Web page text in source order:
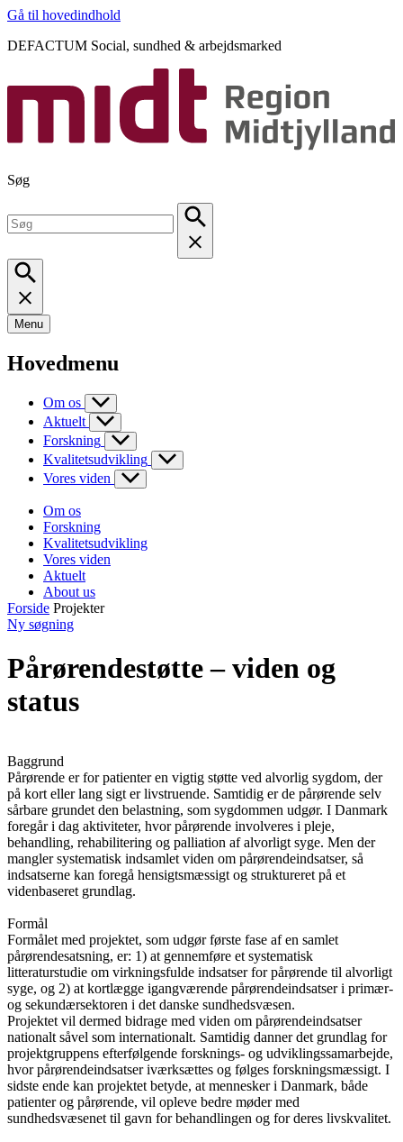
Gå til hovedindhold
DEFACTUM Social, sundhed & arbejdsmarked
Søg
Menu
Hovedmenu
Om os
Aktuelt
Forskning
Kvalitetsudvikling
Vores viden
Om os
Forskning
Kvalitetsudvikling
Vores viden
Aktuelt
About us
Forside Projekter
Ny søgning
Pårørendestøtte – viden og
status
Baggrund
Pårørende er for patienter en vigtig støtte ved alvorlig sygdom, der
på kort eller lang sigt er livstruende. Samtidig er de pårørende selv
sårbare grundet den belastning, som sygdommen udgør. I Danmark
foregår i dag aktiviteter, hvor pårørende involveres i pleje,
behandling, rehabilitering og palliation af alvorligt syge. Men der
mangler systematisk indsamlet viden om pårørendeindsatser, så
indsatserne kan foregå hensigtsmæssigt og struktureret på et
videnbaseret grundlag.
Formål
Formålet med projektet, som udgør første fase af en samlet
pårørendesatsning, er: 1) at gennemføre et systematisk
litteraturstudie om virkningsfulde indsatser for pårørende til alvorligt
syge, og 2) at kortlægge igangværende pårørendeindsatser i primær-
og sekundærsektoren i det danske sundhedsvæsen.
Projektet vil dermed bidrage med viden om pårørendeindsatser
nationalt såvel som internationalt. Samtidig danner det grundlag for
projektgruppens efterfølgende forsknings- og udviklingssamarbejde,
hvor pårørendeindsatser iværksættes og følges forskningsmæssigt. I
sidste ende kan projektet betyde, at mennesker i Danmark, både
patienter og pårørende, vil opleve bedre møder med
sundhedsvæsenet til gavn for behandlingen og for deres livskvalitet.